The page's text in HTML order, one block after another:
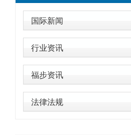
国际新闻
行业资讯
福步资讯
法律法规